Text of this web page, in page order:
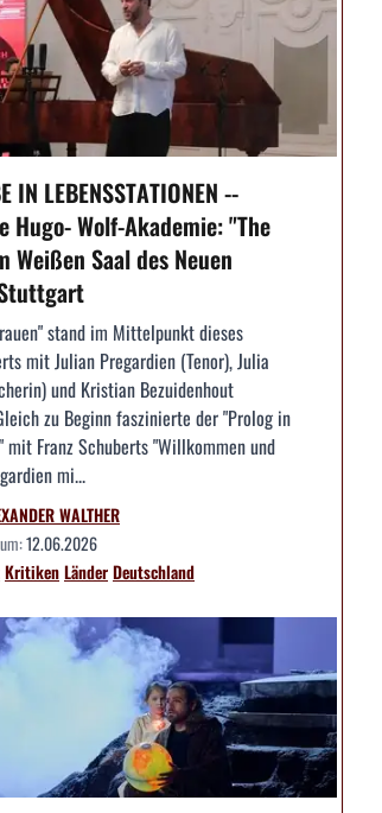
IN LEBENSSTATIONEN --
Hugo- Wolf-Akademie: "The
Weißen Saal des Neuen
stand im Mittelpunkt dieses
mit Julian Pregardien (Tenor), Julia
und Kristian Bezuidenhout
zu Beginn faszinierte der "Prolog in
mit Franz Schuberts "Willkommen und
mi...
WALTHER
12.06.2026
KritikenLänderDeutschland